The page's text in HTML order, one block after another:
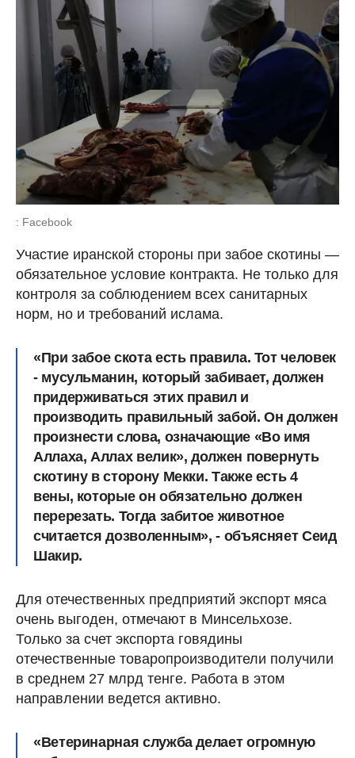
: Facebook
Участие иранской стороны при забое скотины —
обязательное условие контракта. Не только для
контроля за соблюдением всех санитарных
норм, но и требований ислама.
«При забое скота есть правила. Тот человек
- мусульманин, который забивает, должен
придерживаться этих правил и
производить правильный забой. Он должен
произнести слова, означающие «Во имя
Аллаха, Аллах велик», должен повернуть
скотину в сторону Мекки. Также есть 4
вены, которые он обязательно должен
перерезать. Тогда забитое животное
считается дозволенным», - объясняет Сеид
Шакир.
Для отечественных предприятий экспорт мяса
очень выгоден, отмечают в Минсельхозе.
Только за счет экспорта говядины
отечественные товаропроизводители получили
в среднем 27 млрд тенге. Работа в этом
направлении ведется активно.
«Ветеринарная служба делает огромную